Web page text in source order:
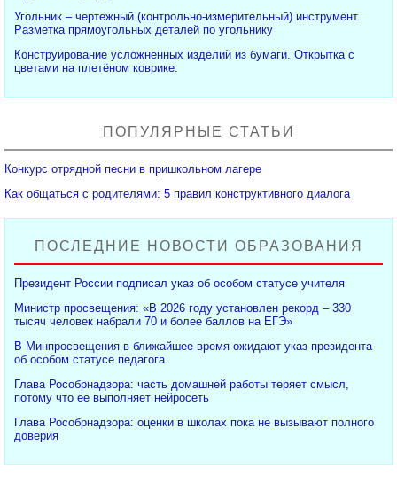
Угольник – чертежный (контрольно-измерительный) инструмент.
Разметка прямоугольных деталей по угольнику
Конструирование усложненных изделий из бумаги. Открытка с
цветами на плетёном коврике.
ПОПУЛЯРНЫЕ СТАТЬИ
Конкурс отрядной песни в пришкольном лагере
Как общаться с родителями: 5 правил конструктивного диалога
ПОСЛЕДНИЕ НОВОСТИ ОБРАЗОВАНИЯ
Президент России подписал указ об особом статусе учителя
Министр просвещения: «В 2026 году установлен рекорд – 330
тысяч человек набрали 70 и более баллов на ЕГЭ»
В Минпросвещения в ближайшее время ожидают указ президента
об особом статусе педагога
Глава Рособрнадзора: часть домашней работы теряет смысл,
потому что ее выполняет нейросеть
Глава Рособрнадзора: оценки в школах пока не вызывают полного
доверия